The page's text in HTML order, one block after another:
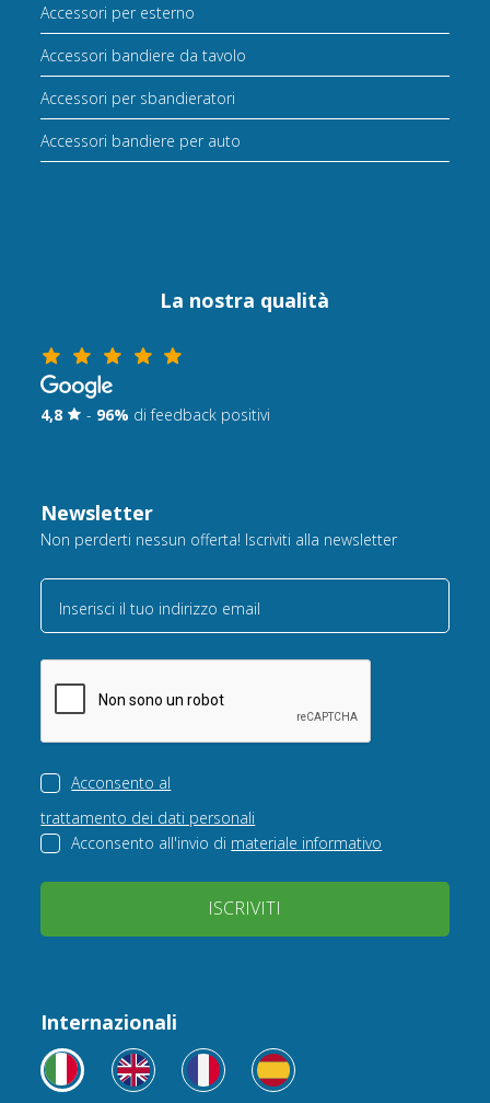
Accessori per esterno
Accessori bandiere da tavolo
Accessori per sbandieratori
Accessori bandiere per auto
La nostra qualità
4,8 - 96% di feedback positivi
Newsletter
Non perderti nessun offerta! Iscriviti alla newsletter
Inserisci il tuo indirizzo email
Acconsento al
trattamento dei dati personali
Acconsento all'invio di materiale informativo
ISCRIVITI
Internazionali